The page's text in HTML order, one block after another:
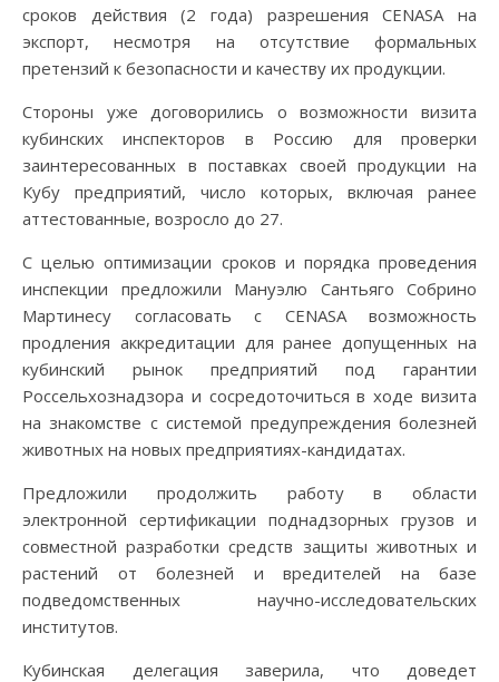
сроков действия (2 года) разрешения CENASA на
экспорт, несмотря на отсутствие формальных
претензий к безопасности и качеству их продукции.
Стороны уже договорились о возможности визита
кубинских инспекторов в Россию для проверки
заинтересованных в поставках своей продукции на
Кубу предприятий, число которых, включая ранее
аттестованные, возросло до 27.
С целью оптимизации сроков и порядка проведения
инспекции предложили Мануэлю Сантьяго Собрино
Мартинесу согласовать с CENASA возможность
продления аккредитации для ранее допущенных на
кубинский рынок предприятий под гарантии
Россельхознадзора и сосредоточиться в ходе визита
на знакомстве с системой предупреждения болезней
животных на новых предприятиях-кандидатах.
Предложили продолжить работу в области
электронной сертификации поднадзорных грузов и
совместной разработки средств защиты животных и
растений от болезней и вредителей на базе
подведомственных научно-исследовательских
институтов.
Кубинская делегация заверила, что доведет